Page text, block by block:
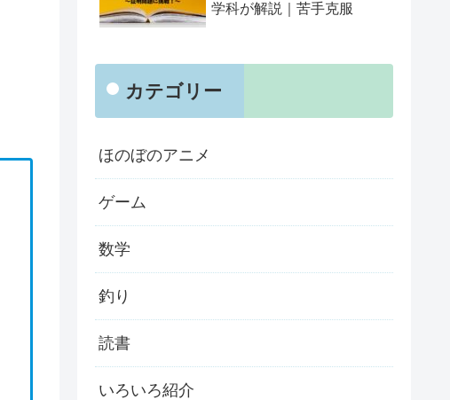
学科が解説｜苦手克服
カテゴリー
ほのぼのアニメ
ゲーム
数学
釣り
読書
いろいろ紹介